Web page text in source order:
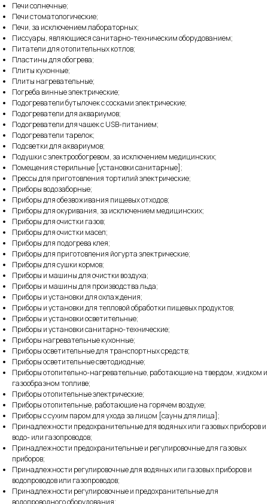
Печи солнечные;
Печи стоматологические;
Печи, за исключением лабораторных;
Писсуары, являющиеся санитарно-техническим оборудованием;
Питатели для отопительных котлов;
Пластины для обогрева;
Плиты кухонные;
Плиты нагревательные;
Погреба винные электрические;
Подогреватели бутылочек с сосками электрические;
Подогреватели для аквариумов;
Подогреватели для чашек с USB-питанием;
Подогреватели тарелок;
Подсветки для аквариумов;
Подушки с электрообогревом, за исключением медицинских;
Помещения стерильные [установки санитарные];
Прессы для приготовления тортилий электрические;
Приборы водозаборные;
Приборы для обезвоживания пищевых отходов;
Приборы для окуривания, за исключением медицинских;
Приборы для очистки газов;
Приборы для очистки масел;
Приборы для подогрева клея;
Приборы для приготовления йогурта электрические;
Приборы для сушки кормов;
Приборы и машины для очистки воздуха;
Приборы и машины для производства льда;
Приборы и установки для охлаждения;
Приборы и установки для тепловой обработки пищевых продуктов;
Приборы и установки осветительные;
Приборы и установки санитарно-технические;
Приборы нагревательные кухонные;
Приборы осветительные для транспортных средств;
Приборы осветительные светодиодные;
Приборы отопительно-нагревательные, работающие на твердом, жидком и
газообразном топливе;
Приборы отопительные электрические;
Приборы отопительные, работающие на горячем воздухе;
Приборы с сухим паром для ухода за лицом [сауны для лица];
Принадлежности предохранительные для водяных или газовых приборов и
водо- или газопроводов;
Принадлежности предохранительные и регулировочные для газовых
приборов;
Принадлежности регулировочные для водяных или газовых приборов и
водопроводов или газопроводов;
Принадлежности регулировочные и предохранительные для
водопроводного оборудования;